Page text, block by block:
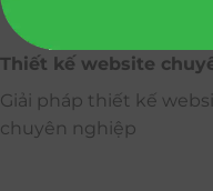
Thiết kế website
Giải pháp thiết kế
chuyên nghiệp